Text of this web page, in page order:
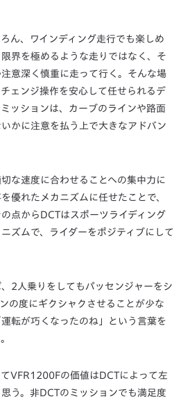
ん、ワインディング走行でも楽しめ
界を極めるような走りではなく、そ
意深く慎重に走って行く。そんな場
ェンジ操作を安心して任せられるデ
ッションは、カーブのラインや路面
かに注意を払う上で大きなアドバン
な速度に合わせることへの集中力に
優れたメカニズムに任せたことで、
点からDCTはスポーツライディング
ズムで、ライダーをポジティブにして
2人乗りをしてもパッセンジャーをシ
の度にギクシャクさせることが少な
転が巧くなったのね」という言葉を
VFR1200Fの価値はDCTによって左
う。非DCTのミッションでも満足度